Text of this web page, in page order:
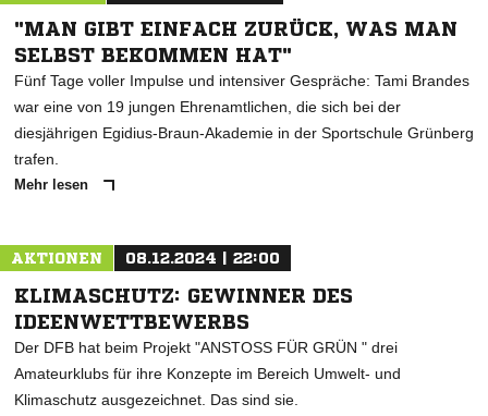
"MAN GIBT EINFACH ZURÜCK, WAS MAN
SELBST BEKOMMEN HAT"
Fünf Tage voller Impulse und intensiver Gespräche: Tami Brandes
war eine von 19 jungen Ehrenamtlichen, die sich bei der
diesjährigen Egidius-Braun-Akademie in der Sportschule Grünberg
trafen.
Mehr lesen
AKTIONEN 08.12.2024 | 22:00
KLIMASCHUTZ: GEWINNER DES
IDEENWETTBEWERBS
Der DFB hat beim Projekt "ANSTOSS FÜR GRÜN " drei
Amateurklubs für ihre Konzepte im Bereich Umwelt- und
Klimaschutz ausgezeichnet. Das sind sie.